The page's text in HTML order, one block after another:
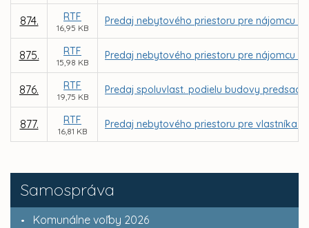
Samospráva
Komunálne voľby 2026
874. RTF
16,95 KB
Predaj nebytového priestoru pre nájomcu
875. RTF
15,98 KB
Predaj nebytového priestoru pre nájomcu
876. RTF
19,75 KB
Predaj spoluvlast. podielu budovy predsad.
877. RTF
16,81 KB
Predaj nebytového priestoru pre vlastníka